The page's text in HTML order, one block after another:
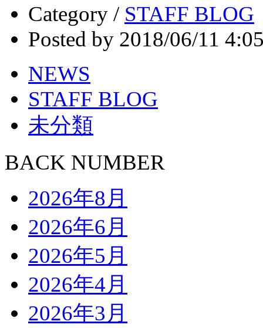
Category / STAFF BLOG
Posted by 2018/06/11
NEWS
STAFF BLOG
未分類
BACK NUMBER
2026年8月
2026年6月
2026年5月
2026年4月
2026年3月